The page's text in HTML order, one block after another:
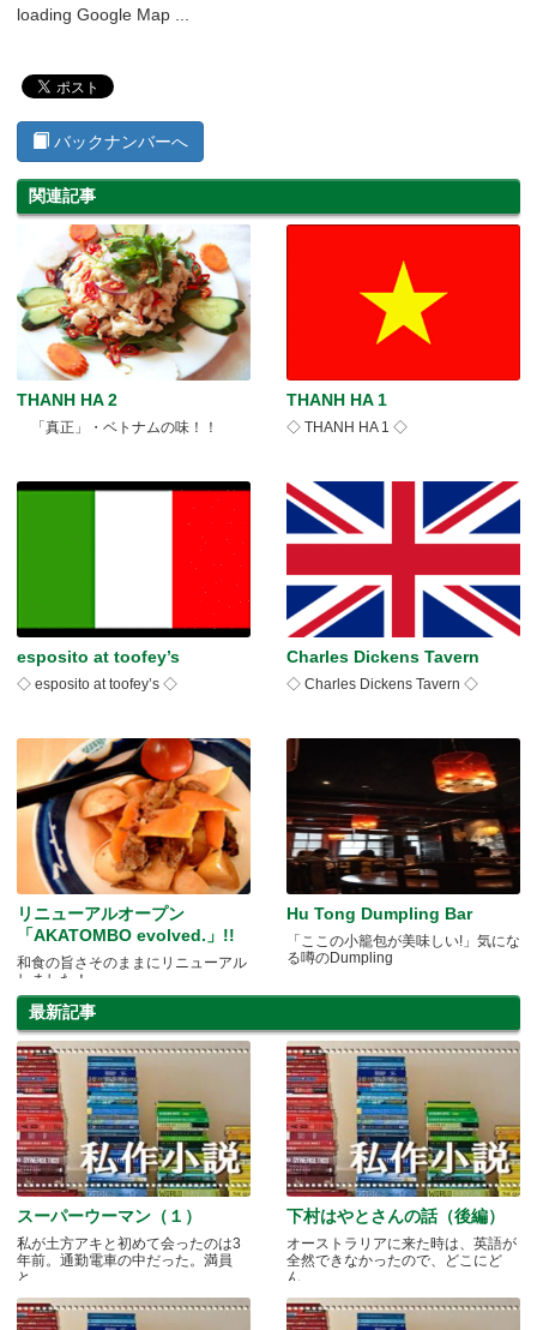
loading Google Map ...
バックナンバーへ
関連記事
THANH HA 2
「真正」・ベトナムの味！！
THANH HA 1
◇ THANH HA 1 ◇
esposito at toofey’s
◇ esposito at toofey’s ◇
Charles Dickens Tavern
◇ Charles Dickens Tavern ◇
リニューアルオープン
「AKATOMBO evolved.」!!
和食の旨さそのままにリニューアル
しました！
Hu Tong Dumpling Bar
「ここの小籠包が美味しい!」気にな
る噂のDumpling
最新記事
スーパーウーマン（１）
私が土方アキと初めて会ったのは3
年前。通勤電車の中だった。満員
と.....
下村はやとさんの話（後編）
オーストラリアに来た時は、英語が
全然できなかったので、どこにど
ん.....